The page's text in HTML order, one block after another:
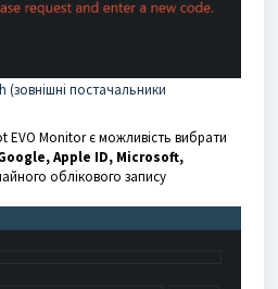
(зовнішні постачальники
EVO Monitor є можливість вибрати
Apple ID, Microsoft,
облікового запису